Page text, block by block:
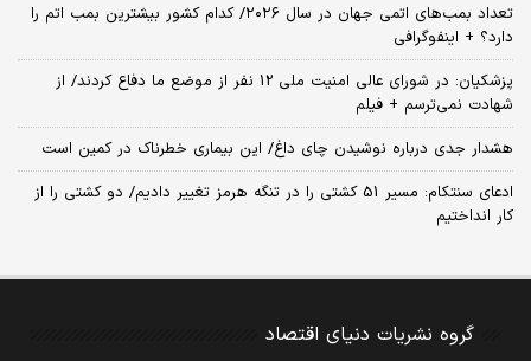
تعداد بمب‌های اتمی جهان در سال ۲۰۲۶/ کدام کشور بیشترین بمب اتم را
دارد؟ + اینفوگرافی
پزشکیان: در شورای عالی امنیت ملی 12 نفر از موضع ما دفاع کردند/ از
شهادت نمی‌ترسم + فیلم
هشدار جدی درباره نوشیدن چای داغ/ این بیماری خطرناک در کمین است
ادعای سنتکام: مسیر 51 کشتی را در تنگه هرمز تغییر دادیم/ دو کشتی را از
کار انداختیم
گروه نشریات دنیای اقتصاد